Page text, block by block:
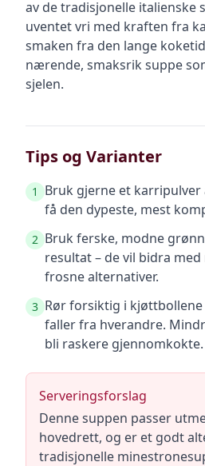
av de tradisjonelle italienske
uventet vri med kraften fra
smaken fra den lange
nærende, smaksrik suppe
sjelen.
Tips og Varianter
1
Bruk gjerne et
få den dypeste, mest
2 Bruk ferske, modne
resultat – de vil bidra
frosne alternativer.
3 Rør forsiktig i
faller fra hverandre.
bli raskere gjennomkokte.
Serveringsforslag
Denne suppen passer
hovedrett, og er et godt
tradisjonelle